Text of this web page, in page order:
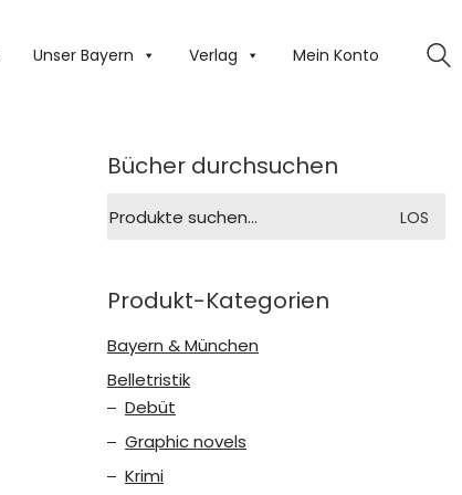
Unser Bayern Verlag Mein Konto
Bücher durchsuchen
nach:
LOS
Produkt-Kategorien
Bayern & München
Belletristik
Debüt
Graphic novels
Krimi